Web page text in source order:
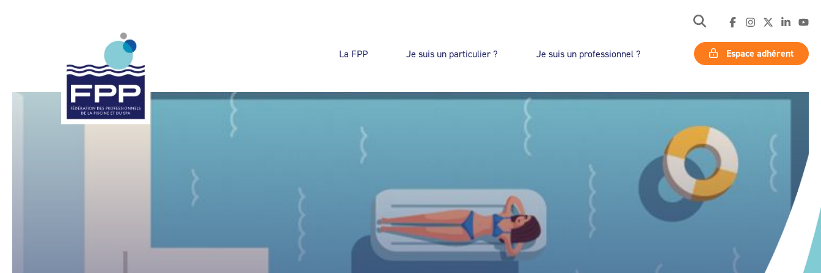
La FPP Je suis un particulier ? Je suis un professionnel ? Espace adhérent